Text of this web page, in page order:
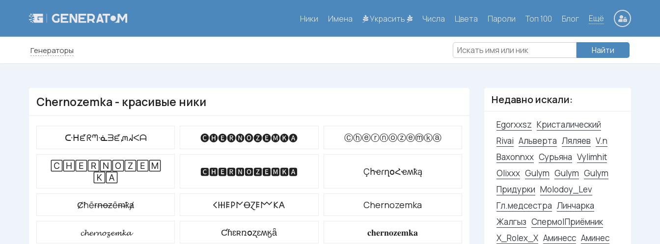
Ники Имена Украсить Числа Цвета Пароли Топ 100 Блог Ещё
Генераторы Найти
Chernozemka - красивые ники
ᑢᕼᘿᖇᘉᓍᗱᘿᘻᖽᐸᗩ 🅒🅗🅔🅡🅝🅞🅩🅔🅜🅚🅐 Ⓒⓗⓔⓡⓝⓞⓩⓔⓜⓚⓐ
🄲🄷🄴🅁🄽🄾🅉🄴🄼
🄺🄰
🅲🅷🅴🆁🅽🅾🆉🅴🅼🅺🅰 ÇհҽɾղօՀҽʍҟą
Ȼħēɍꞥꝋƶēᵯҟⱥ 𐌂𐋅𐌄𐌓𐌍ꝊⱿ𐌄𐌌𐌊𐌀 Chernozemka
𝓬𝓱𝓮𝓻𝓷𝓸𝔃𝓮𝓶𝓴𝓪 Ƈɦɛʀռօʐɛʍӄǟ 𝐜𝐡𝐞𝐫𝐧𝐨𝐳𝐞𝐦𝐤𝐚
Недавно искали:
Egorxxsz Кристалический
Rivai Альверта Ляляев V.n
Baxonnxx Сурьяна Vylimhit
Olixxx Gulym Gulym Gulym
Придурки Molodoy_Lev
Гл.медсестра Линчарка
Жалгыз Спермо|Приёмник
X_Rolex_X Аминесс Аминес